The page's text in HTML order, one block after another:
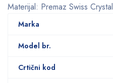
Materijal: Premaz Swiss Crystal
Marka
Model br.
Crtični kod